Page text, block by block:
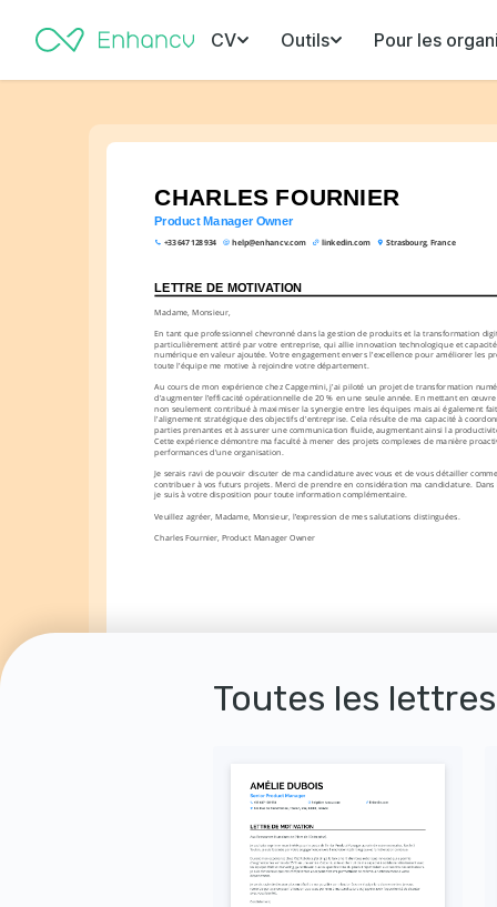
CV Outils Pour les
CHARLES FOURNIER
Product Manager Owner
+33 647 128 934 help@enhancv.com linkedin.com Strasbourg, France
LETTRE DE MOTIVATION
Madame, Monsieur,
En tant que professionnel chevronné dans la gestion de produits et la transformation
particulièrement attiré par votre entreprise, qui allie innovation technologique et
numérique en valeur ajoutée. Votre engagement envers l'excellence pour améliorer les
toute l'équipe me motive à rejoindre votre département.
Au cours de mon expérience chez Capgemini, j'ai piloté un projet de transformation
d'augmenter l’efficacité opérationnelle de 20 % en une seule année. En mettant en
non seulement contribué à maximiser la synergie entre les équipes mais ai également
l'alignement stratégique des objectifs d'entreprise. Cela résulte de ma capacité à
parties prenantes et à assurer une communication fluide, augmentant ainsi la
Cette expérience démontre ma faculté à mener des projets complexes de manière
performances d'une organisation.
Je serais ravi de pouvoir discuter de ma candidature avec vous et de vous détailler
contribuer à vos futurs projets. Merci de prendre en considération ma candidature. Dans
je suis à votre disposition pour toute information complémentaire.
Veuillez agréer, Madame, Monsieur, l’expression de mes salutations distinguées.
Charles Fournier, Product Manager Owner
Toutes les